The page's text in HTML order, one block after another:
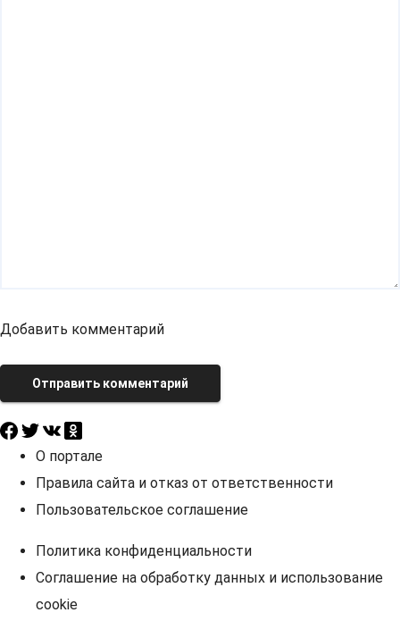
Добавить комментарий
Отправить комментарий
О портале
Правила сайта и отказ от ответственности
Пользовательское соглашение
Политика конфиденциальности
Соглашение на обработку данных и использование
cookie